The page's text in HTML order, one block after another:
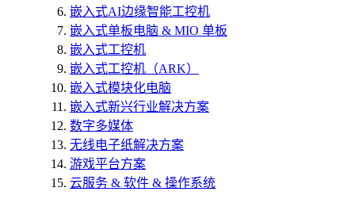
嵌入式AI边缘智能工控机
嵌入式单板电脑 & MIO 单板
嵌入式工控机
嵌入式工控机（ARK）
嵌入式模块化电脑
嵌入式新兴行业解决方案
数字多媒体
无线电子纸解决方案
游戏平台方案
云服务 & 软件 & 操作系统